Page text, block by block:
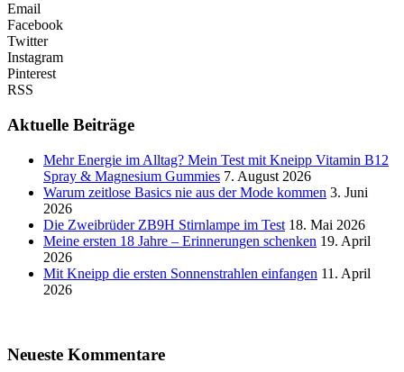
Email
Facebook
Twitter
Instagram
Pinterest
RSS
Aktuelle Beiträge
Mehr Energie im Alltag? Mein Test mit Kneipp Vitamin B12
Spray & Magnesium Gummies 7. August 2026
Warum zeitlose Basics nie aus der Mode kommen 3. Juni
2026
Die Zweibrüder ZB9H Stirnlampe im Test 18. Mai 2026
Meine ersten 18 Jahre – Erinnerungen schenken 19. April
2026
Mit Kneipp die ersten Sonnenstrahlen einfangen 11. April
2026
Neueste Kommentare